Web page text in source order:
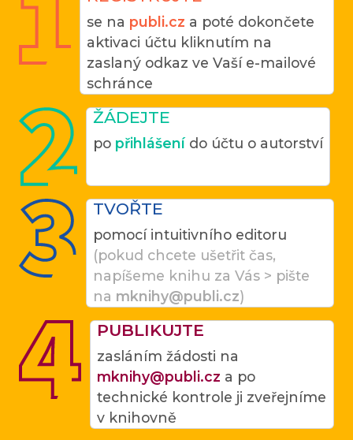
se na publi.cz a poté dokončete
aktivaci účtu kliknutím na
zaslaný odkaz ve Vaší e-mailové
schránce
ŽÁDEJTE
po přihlášenído účtu o autorství
TVOŘTE
pomocí intuitivního editoru
(pokud chcete ušetřit čas,
napíšeme knihu za Vás > pište
na mknihy@publi.cz)
PUBLIKUJTE
zasláním žádosti na
mknihy@publi.cz a po
technické kontrole ji zveřejníme
v knihovně